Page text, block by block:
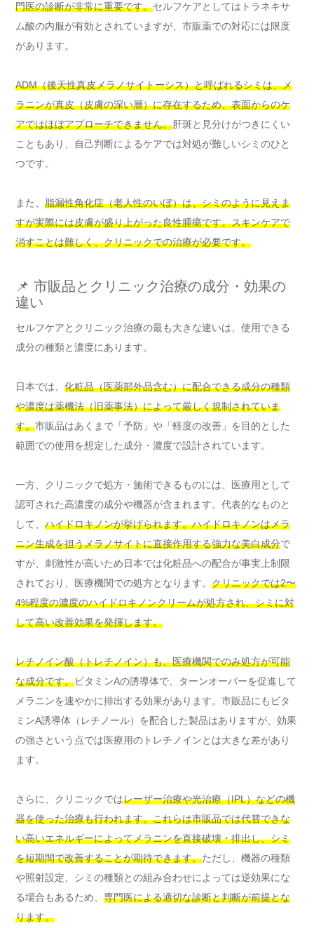
門医の診断が非常に重要です。セルフケアとしてはトラネキサ
ム酸の内服が有効とされていますが、市販薬での対応には限度
があります。
ADM（後天性真皮メラノサイトーシス）と呼ばれるシミは、メ
ラニンが真皮（皮膚の深い層）に存在するため、表面からのケ
アではほぼアプローチできません。肝斑と見分けがつきにくい
こともあり、自己判断によるケアでは対処が難しいシミのひと
つです。
また、 脂漏性角化症（老人性のいぼ）は、シミのように見えま
すが実際には皮膚が盛り上がった良性腫瘍です。スキンケアで
消すことは難しく、クリニックでの治療が必要です。
📌 市販品とクリニック治療の成分・効果の
違い
セルフケアとクリニック治療の最も大きな違いは、使用できる
成分の種類と濃度にあります。
日本では、 化粧品（医薬部外品含む）に配合できる成分の種類
や濃度は薬機法（旧薬事法）によって厳しく規制されていま
す。市販品はあくまで「予防」や「軽度の改善」を目的とした
範囲での使用を想定した成分・濃度で設計されています。
一方、クリニックで処方・施術できるものには、医療用として
認可された高濃度の成分や機器が含まれます。代表的なものと
して、 ハイドロキノンが挙げられます。ハイドロキノンはメラ
ニン生成を担うメラノサイトに直接作用する強力な美白成分で
すが、刺激性が高いため日本では化粧品への配合が事実上制限
されており、医療機関での処方となります。 クリニックでは2〜
4%程度の濃度のハイドロキノンクリームが処方され、シミに対
して高い改善効果を発揮します。
レチノイン酸（トレチノイン）も、医療機関でのみ処方が可能
な成分です。ビタミンAの誘導体で、ターンオーバーを促進して
メラニンを速やかに排出する効果があります。市販品にもビタ
ミンA誘導体（レチノール）を配合した製品はありますが、効果
の強さという点では医療用のトレチノインとは大きな差があり
ます。
さらに、クリニックではレーザー治療や光治療（IPL）などの機
器を使った治療も行われます。これらは市販品では代替できな
い高いエネルギーによってメラニンを直接破壊・排出し、シミ
を短期間で改善することが期待できます。ただし、機器の種類
や照射設定、シミの種類との組み合わせによっては逆効果にな
る場合もあるため、 専門医による適切な診断と判断が前提とな
ります。